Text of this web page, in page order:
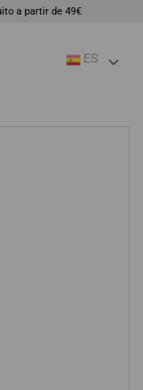
a partir de 49€
ES